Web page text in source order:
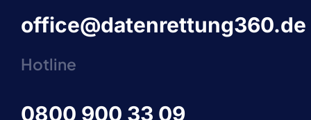
office@datenrettung360.de
Hotline
0800 900 33 09